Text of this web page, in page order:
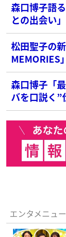
森口博子語
との出会い」
松田聖子の
MEMORIES
森口博子「
バを口説く”
エンタメニュ